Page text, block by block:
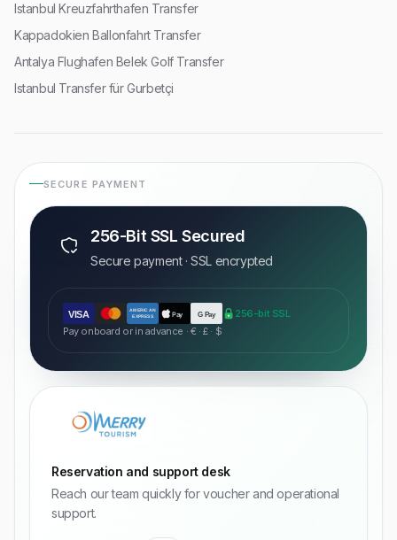
Istanbul Kreuzfahrthafen Transfer
Kappadokien Ballonfahrt Transfer
Antalya Flughafen Belek Golf Transfer
Istanbul Transfer für Gurbetçi
SECURE PAYMENT
256-Bit SSL Secured
Secure payment · SSL encrypted
VISA
AMERICAN
EXPRESS
Pay G Pay
256-bit SSL
Pay onboard or in advance · € · £ · $
Reservation and support desk
Reach our team quickly for voucher and operational
support.